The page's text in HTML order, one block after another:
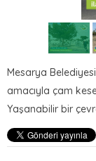
Mesarya
amacıyla çam
Yaşanabilir bir